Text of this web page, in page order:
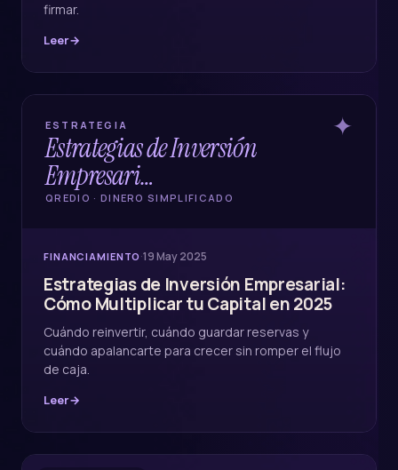
firmar.
Leer→
ESTRATEGIA ✦
Estrategias de Inversión
Empresari…
QREDIO · DINERO SIMPLIFICADO
FINANCIAMIENTO ·19 May 2025
Estrategias de Inversión Empresarial:
Cómo Multiplicar tu Capital en 2025
Cuándo reinvertir, cuándo guardar reservas y
cuándo apalancarte para crecer sin romper el flujo
de caja.
Leer→